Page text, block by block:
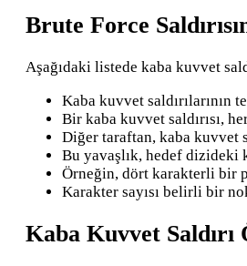
Brute Force
Aşağıdaki listede kaba kuvvet
Kaba kuvvet saldırılarının
Bir kaba kuvvet saldırısı,
Diğer taraftan, kaba kuvvet
Bu yavaşlık, hedef dizideki
Örneğin, dört karakterli bir
Karakter sayısı belirli bir
Kaba Kuvvet